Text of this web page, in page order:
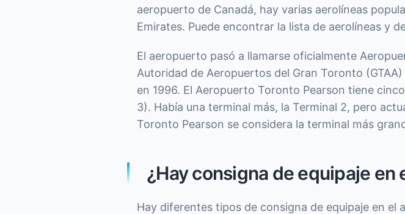
aeropuerto de Canadá, hay varias aerolíneas
Emirates. Puede encontrar la lista de aerolíneas y
El aeropuerto pasó a llamarse oficialmente
Autoridad de Aeropuertos del Gran Toronto
en 1996. El Aeropuerto Toronto Pearson tiene
3). Había una terminal más, la Terminal 2, pero
Toronto Pearson se considera la terminal más
¿Hay consigna de equipaje
Hay diferentes tipos de consigna de equipaje en